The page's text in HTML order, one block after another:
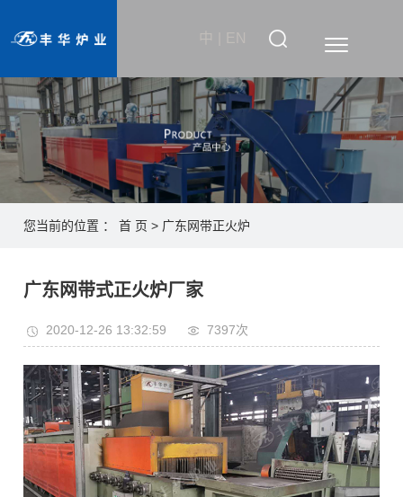
中 EN
您当前的位置 ：首 页 > 广东网带正火炉
广东网带式正火炉厂家
2020-12-26 13:32:59 7397次